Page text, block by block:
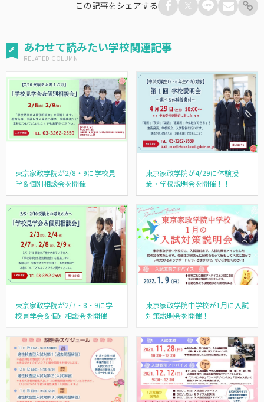
この記事をシェアする
あわせて読みたい学校関連記事
東京家政学院が2/8・9に学校見
学＆個別相談会を開催
東京家政学院が4/29に体験授
業・学校説明会を開催！！
東京家政学院が2/7・8・9に学
校見学会＆個別相談会を開催
東京家政学院中学校が1月に入試
対策説明会を開催！